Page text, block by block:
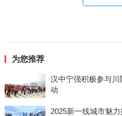
为您推荐
汉中宁强积极参与
动
2025新一线城市魅